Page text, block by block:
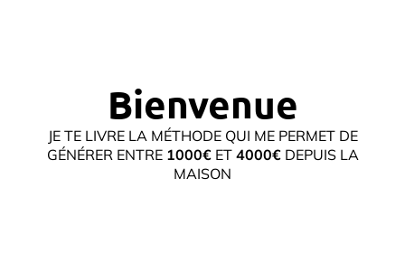
Bienvenue
JE TE LIVRE LA MÉTHODE QUI ME PERMET DE
GÉNÉRER ENTRE 1000€ ET 4000€DEPUIS LA
MAISON